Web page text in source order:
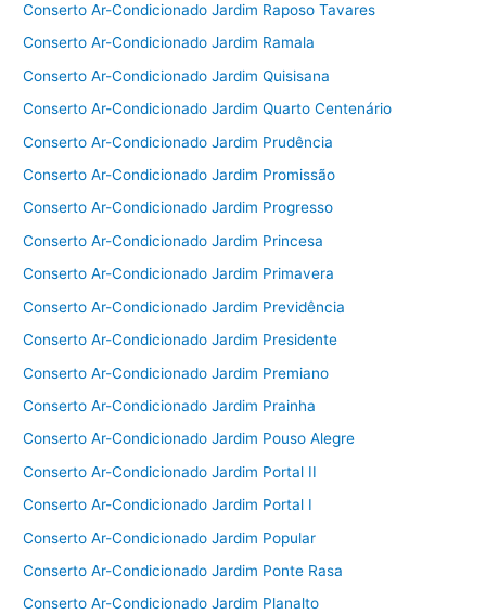
Conserto Ar-Condicionado Jardim Raposo Tavares
Conserto Ar-Condicionado Jardim Ramala
Conserto Ar-Condicionado Jardim Quisisana
Conserto Ar-Condicionado Jardim Quarto Centenário
Conserto Ar-Condicionado Jardim Prudência
Conserto Ar-Condicionado Jardim Promissão
Conserto Ar-Condicionado Jardim Progresso
Conserto Ar-Condicionado Jardim Princesa
Conserto Ar-Condicionado Jardim Primavera
Conserto Ar-Condicionado Jardim Previdência
Conserto Ar-Condicionado Jardim Presidente
Conserto Ar-Condicionado Jardim Premiano
Conserto Ar-Condicionado Jardim Prainha
Conserto Ar-Condicionado Jardim Pouso Alegre
Conserto Ar-Condicionado Jardim Portal II
Conserto Ar-Condicionado Jardim Portal I
Conserto Ar-Condicionado Jardim Popular
Conserto Ar-Condicionado Jardim Ponte Rasa
Conserto Ar-Condicionado Jardim Planalto